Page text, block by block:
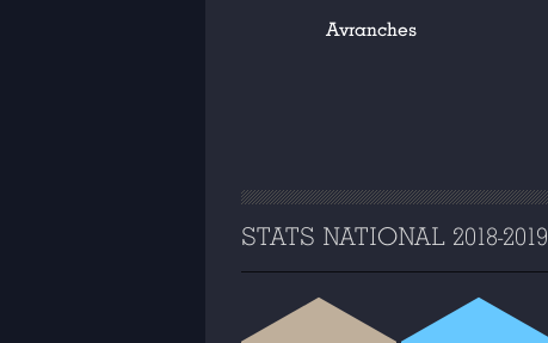
Avranches
STATS NATIONAL 2018-2019